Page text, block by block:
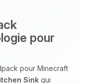
pour
pour Minecraft
Sink qui